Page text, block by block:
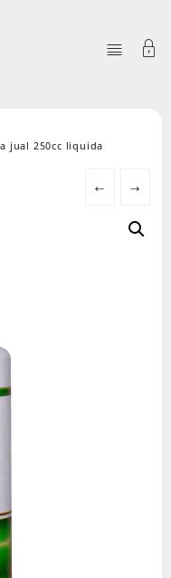
jual 250cc liquida
← →